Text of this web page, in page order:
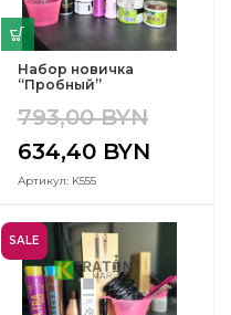
Набор новичка
“Пробный”
793,00BYN
634,40 BYN
Артикул: K555
SALE